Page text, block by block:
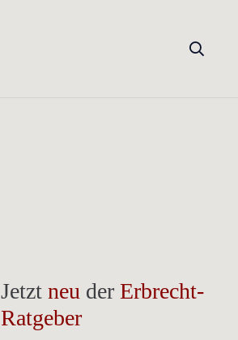
Jetztneu derErbrecht-
Ratgeber